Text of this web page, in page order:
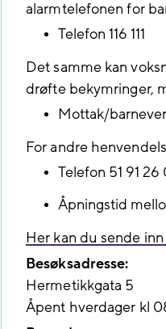
alarmtelefonen for
Telefon 116 111
Det samme kan
drøfte bekymringer,
Mottak/
For andre
Telefon 51 91 26
Åpningstid
Her kan du sende
Besøksadresse:
Hermetikkgata 5
Åpent hverdager kl